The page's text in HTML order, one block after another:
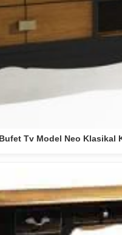
Bufet Tv Model Neo Klasikal